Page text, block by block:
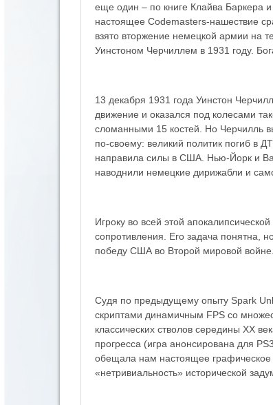
еще один – по книге Клайва Баркера
настоящее Codemasters-нашествие
взято вторжение немецкой армии на
Уинстоном Черчиллем в 1931 году.
13 декабря 1931 года Уинстон
движение и оказался под колесами
сломанными 15 костей. Но Черчилль
по-своему: великий политик погиб в
направила силы в США. Нью-Йорк и
наводнили немецкие дирижабли и
Игроку во всей этой
сопротивления. Его задача понятна,
победу США во Второй мировой войне.
Судя по предыдущему опыту Spark
скриптами динамичным FPS со
классических стволов середины XX
прогресса (игра анонсирована для
обещала нам настоящее графическое
«нетривиальность» исторической